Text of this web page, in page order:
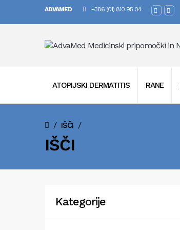
ADVAMED +386 (01) 810 95 04
ATOPIJSKI DERMATITIS RANE
/ IŠČI /
IŠČI
Kategorije